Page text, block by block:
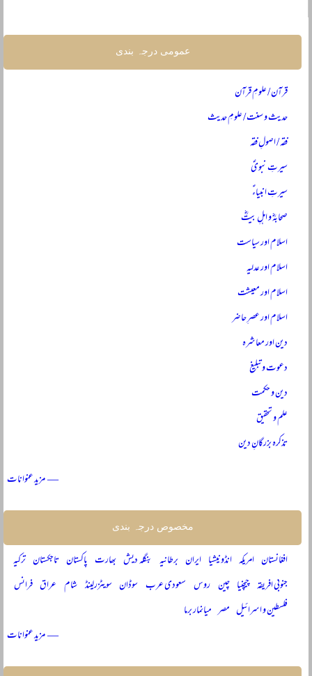
عمومی درجہ بندی
قرآن / علومِ قرآن
حدیث و سنت / علومِ حدیث
فقہ / اصولِ فقہ
سیرتِ نبویؐ
سیرتِ انبیاءؑ
صحابہؓ و اہلِ بیتؓ
اسلام اور سیاست
اسلام اور عدلیہ
اسلام اور معیشت
اسلام اور عصرِ حاضر
دین اور معاشرہ
دعوت و تبلیغ
دین و حکمت
علم و تحقیق
تذکرہ بزرگانِ دین
— مزید عنوانات
مخصوص درجہ بندی
افغانستان امریکہ انڈونیشیا ایران برطانیہ بنگلہ دیش بھارت پاکستان تاجکستان ترکیہ
جنوبی افریقہ چیچنیا چین روس سعودی عرب سوڈان سویٹزرلینڈ شام عراق فرانس
فلسطین و اسرائیل مصر میانمار برما
— مزید عنوانات